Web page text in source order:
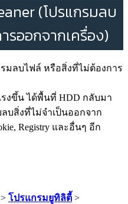
(โปรแกรมลบ
รออกจากเครื่อง)
งขึ้น ได้พื้นที่ HDD กลับมา
บสิ่งที่ไม่จำเป็นออกจาก
Registry และอื่นๆ อีก
> โปรแกรมยูทิลิตี้ >